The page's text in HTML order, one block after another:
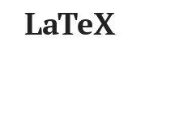
LaTeX